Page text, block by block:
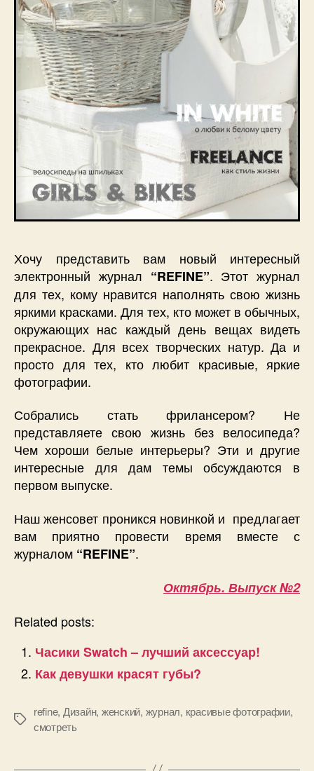
Хочу представить вам новый интересный
электронный журнал “REFINE”. Этот журнал
для тех, кому нравится наполнять свою жизнь
яркими красками. Для тех, кто может в обычных,
окружающих нас каждый день вещах видеть
прекрасное. Для всех творческих натур. Да и
просто для тех, кто любит красивые, яркие
фотографии.
Собрались стать фрилансером? Не
представляете свою жизнь без велосипеда?
Чем хороши белые интерьеры? Эти и другие
интересные для дам темы обсуждаются в
первом выпуске.
Наш женсовет проникся новинкой и предлагает
вам приятно провести время вместе с
журналом “REFINE”.
Октябрь. Выпуск №2
Related posts:
Часики Swatch – лучший аксессуар!
Как девушки красят губы?
Позначки
refine, Дизайн, женский, журнал, красивые фотографии,
смотреть